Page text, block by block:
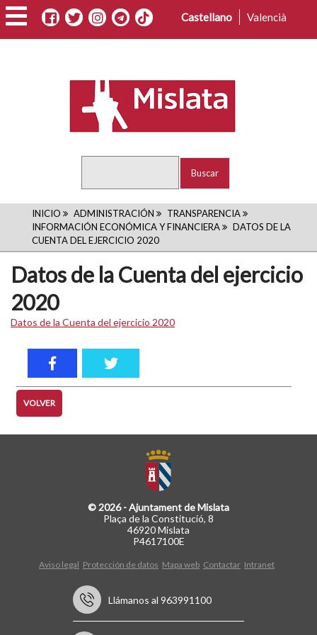
Pasar
al
contenido
Castellano Valencià
RUTA
DE
NAVEGACIÓN
INICIO ADMINISTRACIÓN
TRANSPARENCIA
INFORMACIÓN ECONÓMICA Y FINANCIERA
DATOS DE LA
CUENTA DEL EJERCICIO 2020
Datos de la Cuenta del ejercicio
2020
Datos de la Cuenta del ejercicio 2020
VOLVER
© 2026 - Ajuntament de Mislata
Plaça de la Constitució, 8
46920 Mislata
P4617100E
Aviso legal Protección de datos Mapa web Contactar Intranet
Llámanos al 963991100